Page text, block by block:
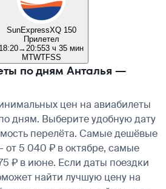
SunExpressXQ 150
Прилетел
18:20→ 20:553 ч 35 мин
MTWTFSS
по дням Анталья —
цен на авиабилеты
дням. Выберите удобную дату
перелёта. Самые дешёвые
5 040 ₽ в октябре, самые
₽ в июне. Если даты поездки
найти лучшую цену на